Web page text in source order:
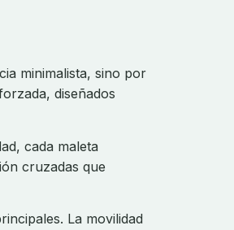
minimalista, sino por
diseñados
cada maleta
cruzadas que
La movilidad